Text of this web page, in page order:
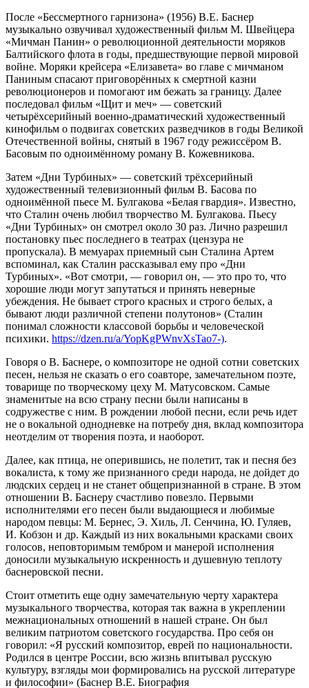
После «Бессмертного гарнизона» (1956) В.Е. Баснер
музыкально озвучивал художественный фильм М. Швейцера
«Мичман Панин» о революционной деятельности моряков
Балтийского флота в годы, предшествующие первой мировой
войне. Моряки крейсера «Елизавета» во главе с мичманом
Паниным спасают приговорённых к смертной казни
революционеров и помогают им бежать за границу. Далее
последовал фильм «Щит и меч» — советский
четырёхсерийный военно-драматический художественный
кинофильм о подвигах советских разведчиков в годы Великой
Отечественной войны, снятый в 1967 году режиссёром В.
Басовым по одноимённому роману В. Кожевникова.
Затем «Дни Турбиных» — советский трёхсерийный
художественный телевизионный фильм В. Басова по
одноимённой пьесе М. Булгакова «Белая гвардия». Известно,
что Сталин очень любил творчество М. Булгакова. Пьесу
«Дни Турбиных» он смотрел около 30 раз. Лично разрешил
постановку пьес последнего в театрах (цензура не
пропускала). В мемуарах приемный сын Сталина Артем
вспоминал, как Сталин рассказывал ему про «Дни
Турбиных». «Вот смотри, — говорил он, — это про то, что
хорошие люди могут запутаться и принять неверные
убеждения. Не бывает строго красных и строго белых, а
бывают люди различной степени полутонов» (Сталин
понимал сложности классовой борьбы и человеческой
психики. https://dzen.ru/a/YopKgPWnvXsTao7-).
Говоря о В. Баснере, о композиторе не одной сотни советских
песен, нельзя не сказать о его соавторе, замечательном поэте,
товарище по творческому цеху М. Матусовском. Самые
знаменитые на всю страну песни были написаны в
содружестве с ним. В рождении любой песни, если речь идет
не о вокальной однодневке на потребу дня, вклад композитора
неотделим от творения поэта, и наоборот.
Далее, как птица, не оперившись, не полетит, так и песня без
вокалиста, к тому же признанного среди народа, не дойдет до
людских сердец и не станет общепризнанной в стране. В этом
отношении В. Баснеру счастливо повезло. Первыми
исполнителями его песен были выдающиеся и любимые
народом певцы: М. Бернес, Э. Хиль, Л. Сенчина, Ю. Гуляев,
И. Кобзон и др. Каждый из них вокальными красками своих
голосов, неповторимым тембром и манерой исполнения
доносили музыкальную искренность и душевную теплоту
баснеровской песни.
Стоит отметить еще одну замечательную черту характера
музыкального творчества, которая так важна в укреплении
межнациональных отношений в нашей стране. Он был
великим патриотом советского государства. Про себя он
говорил: «Я русский композитор, еврей по национальности.
Родился в центре России, всю жизнь впитывал русскую
культуру, взгляды мои формировались на русской литературе
и философии» (Баснер В.Е. Биография